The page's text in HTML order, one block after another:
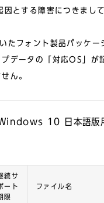
とする障害につきまし
たフォント製品パッケー
データの「対応OS」が
ん。
10 日本語版
続サ
ート
限
ファイル名